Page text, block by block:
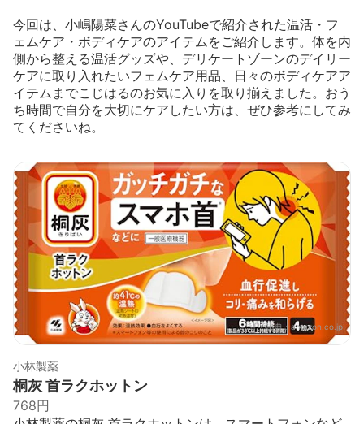
今回は、小嶋陽菜さんのYouTubeで紹介された温活・フ
ェムケア・ボディケアのアイテムをご紹介します。体を内
側から整える温活グッズや、デリケートゾーンのデイリー
ケアに取り入れたいフェムケア用品、日々のボディケアア
イテムまでこじはるのお気に入りを取り揃えました。おう
ち時間で自分を大切にケアしたい方は、ぜひ参考にしてみ
てくださいね。
出典： amazon.co.jp
小林製薬
桐灰 首ラクホットン
768円